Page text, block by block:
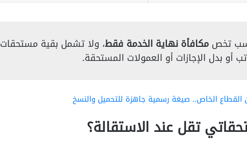
تخص مكافأة نهاية الخدمة فقط، ولا تشمل بقية مستحقات
أو بدل الإجازات أو العمولات المستحقة.
القطاع الخاص.. صيغة رسمية جاهزة للتحميل والنسخ
تقل عند الاستقالة؟